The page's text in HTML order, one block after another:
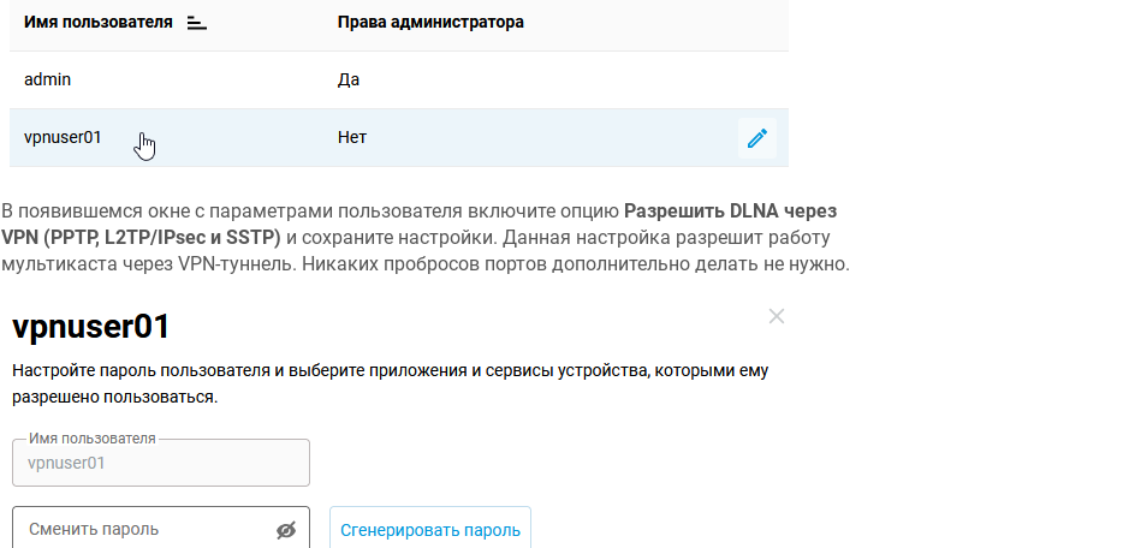
В появившемся окне с параметрами пользователя включите опцию Разрешить DLNA через
VPN (PPTP, L2TP/IPsec и SSTP) и сохраните настройки. Данная настройка разрешит работу
мультикаста через VPN-туннель. Никаких пробросов портов дополнительно делать не нужно.